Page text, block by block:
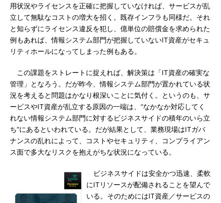
用状況やライセンスを正確に把握していなければ、サービスが乱
立して無駄なコストの増大を招く。既存インフラも同様だ。それ
と知らずにライセンス違反を犯し、億単位の賠償金を求められた
例もあれば、情報システム部門が把握していないIT資産がセキュ
リティホールになってしまった例もある。
この課題をストレートに捉えれば、解決策は「IT資産の確実な
管理」となろう。だが昨今、情報システム部門が置かれている状
況を考えると問題はかなり根深いことに気付く。というのも、サ
ービスやIT資産が乱立する原因の一端は、“なかなか対応してく
れない情報システム部門に対するビジネスサイドの積年のいら立
ち”にあるといわれている。だが結果として、業務現場はITガバ
ナンスの乱れによって、コストやセキュリティ、コンプライアン
ス面で多大なリスクを抱えがちな状況になっている。
ビジネスサイドは安全かつ迅速、柔軟
にITリソースが配備されることを望んで
いる。そのためにはIT資産／サービスの